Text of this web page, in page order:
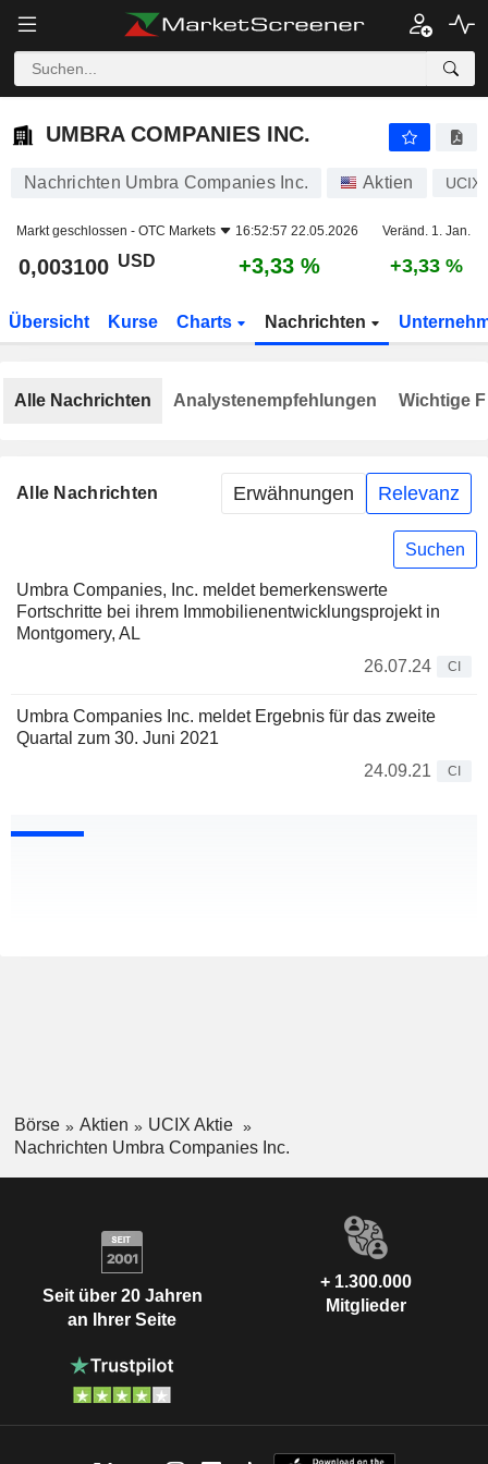
UMBRA COMPANIES INC.
UMBRA COMPANIES INC.
Nachrichten Umbra Companies Inc. Aktien UCIX
Markt geschlossen - OTC Markets 16:52:57 22.05.2026 Veränd. 1. Jan.
0,003100 USD +3,33 % +3,33 %
Übersicht Kurse Charts Nachrichten
Alle Nachrichten Erwähnungen Relevanz
Suchen
Umbra Companies, Inc. meldet bemerkenswerte
Fortschritte bei ihrem Immobilienentwicklungsprojekt in
Montgomery, AL
26.07.24
CI
Umbra Companies Inc. meldet Ergebnis für das zweite
Quartal zum 30. Juni 2021
24.09.21
CI
Alle Nachrichten Analystenempfehlungen Wichtige
Börse Aktien
UCIX Aktie
Nachrichten Umbra Companies Inc.
Seit über 20 Jahren
an Ihrer Seite
+ 1.300.000
Mitglieder